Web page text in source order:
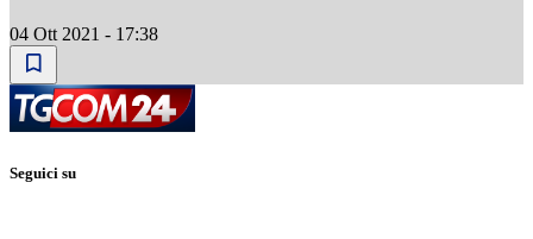
04 Ott 2021 - 17:38
Seguici su